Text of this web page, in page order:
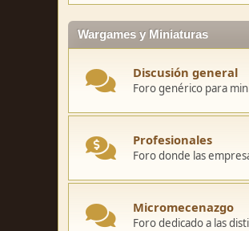
Wargames y Miniaturas
Discusión general
Foro genérico para
Profesionales
Foro donde las
Micromecenazgo
Foro dedicado a las